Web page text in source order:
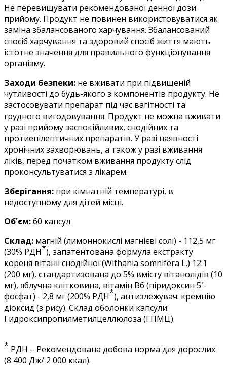
Не перевищувати рекомендованої денної дози
прийому. Продукт не повинен використовуватися як
заміна збалансованого харчування. Збалансований
спосіб харчування та здоровий спосіб життя мають
істотне значення для правильного функціонування
організму.
Заходи безпеки: не вживати при підвищеній
чутливості до будь-якого з компонентів продукту. Не
застосовувати препарат під час вагітності та
грудного вигодовування. Продукт не можна вживати
у разі прийому заспокійливих, снодійних та
протиепілептичних препаратів. У разі наявності
хронічних захворювань, а також у разі вживання
ліків, перед початком вживання продукту слід
проконсультуватися з лікарем.
Зберігання: при кімнатній температурі, в
недоступному для дітей місці.
Об'єм:60 капсул
Склад: магній (лимоннокислі магнієві солі) - 112,5 мг
(30% РДН*), запатентована формула екстракту
кореня вітанії снодійної (Withania somnifera L.) 12:1
(200 мг), стандартизована до 5% вмісту вітанолідів (10
мг), яблучна клітковина, вітамін В6 (піридоксин 5′-
фосфат) - 2,8 мг (200% РДН*), антизлежувач: кремнію
діоксид (з рису). Склад оболонки капсули:
Гидроксипропилметилцеллюлоза (ГПМЦ).
* РДН – Рекомендована добова норма для дорослих
(8 400 Дж/ 2 000 ккал).